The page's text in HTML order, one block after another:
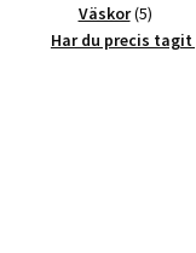
Väskor 55
Har du precis